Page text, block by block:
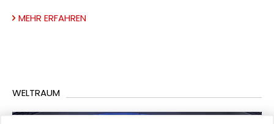
MEHR ERFAHREN
WELTRAUM